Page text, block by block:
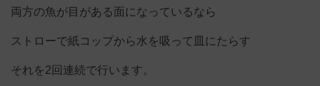
両方の魚が目がある面になっているなら
ストローで紙コップから水を吸って皿にたらす
それを2回連続で行います。